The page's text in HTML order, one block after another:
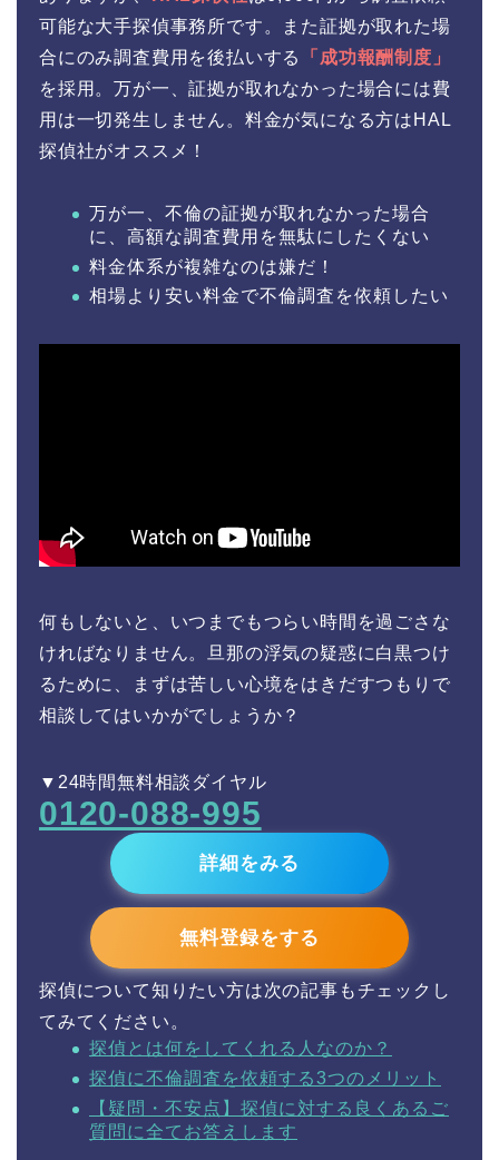
可能な大手探偵事務所です。また証拠が取れた場
合にのみ調査費用を後払いする
「成功報酬制度」
を採用。万が一、証拠が取れなかった場合には費
用は一切発生しません。料金が気になる方はHAL
探偵社がオススメ！
万が一、不倫の証拠が取れなかった場合
に、高額な調査費用を無駄にしたくない
料金体系が複雑なのは嫌だ！
相場より安い料金で不倫調査を依頼したい
何もしないと、いつまでもつらい時間を過ごさな
ければなりません。旦那の浮気の疑惑に白黒つけ
るために、まずは苦しい心境をはきだすつもりで
相談してはいかがでしょうか？
▼24時間無料相談ダイヤル
0120-088-995
詳細をみる
無料登録をする
探偵について知りたい方は次の記事もチェックし
てみてください。
探偵とは何をしてくれる人なのか？
探偵に不倫調査を依頼する3つのメリット
【疑問・不安点】探偵に対する良くあるご
質問に全てお答えします